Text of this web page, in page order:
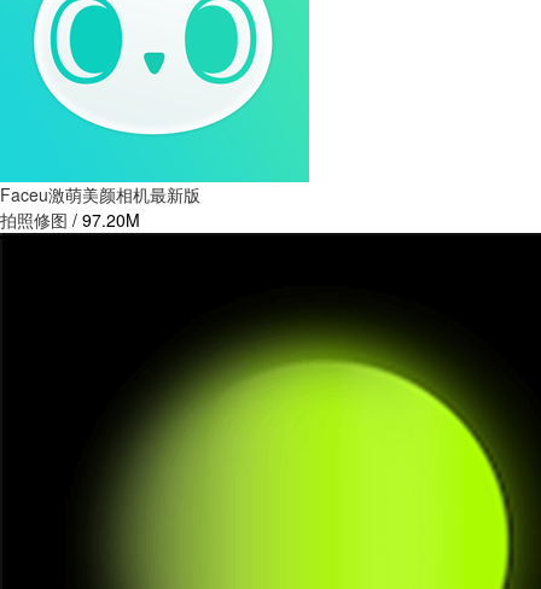
Faceu激萌美颜相机最新版
拍照修图 / 97.20M